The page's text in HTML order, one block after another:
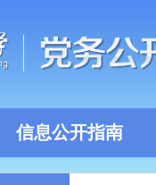
信息公开指南